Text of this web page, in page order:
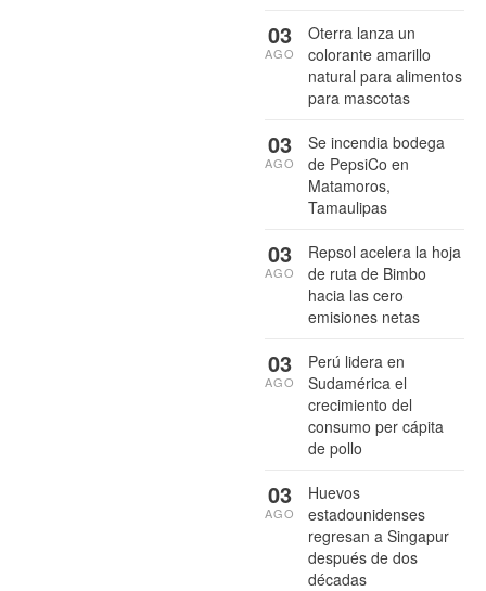
Oterra lanza un
colorante amarillo
natural para alimentos
para mascotas
03
AGO
Se incendia bodega
de PepsiCo en
Matamoros,
Tamaulipas
03
AGO
Repsol acelera la hoja
de ruta de Bimbo
hacia las cero
emisiones netas
03
AGO
Perú lidera en
Sudamérica el
crecimiento del
consumo per cápita
de pollo
03
AGO
Huevos
estadounidenses
regresan a Singapur
después de dos
décadas
03
AGO